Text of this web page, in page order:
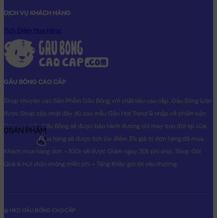
DỊCH VỤ KHÁCH HÀNG
Tích Điểm Mua Hàng
GẤU BÔNG CAO CẤP
Shop chuyên các Sản Phẩm Gấu Bông với chất liệu cao cấp. Gấu Bông luôn
được Shop cập nhật đầy đủ các mẫu Gấu Hot Trend & nhập về phiên bản
Original nhất. Gấu Bông sẽ được bảo hành đường chỉ may trọn đời tại cửa
hàng, Khách mua hàng sẽ được tích lũy điểm 3% giá trị đơn hàng đã mua.
Khách mua hàng đơn >300k sẽ được Giảm ngay 30k phí ship. Shop Gói
Quà & Hút chân không miễn phí + Tặng thiệp gửi lời yêu thương.
@ HKD GẤU BÔNG CAO CẤP
0SẢN PHẨM
0₫